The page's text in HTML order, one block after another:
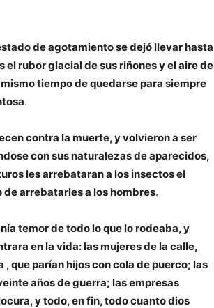
de agotamiento se dejó llevar hasta
rubor glacial de sus riñones y el aire de
tiempo de quedarse para siempre
.
contra la muerte, y volvieron a ser
con sus naturalezas de aparecidos,
les arrebataran a los insectos el
arrebatarles a los hombres.
temor de todo lo que lo rodeaba, y
en la vida: las mujeres de la calle,
que parían hijos con cola de puerco; las
años de guerra; las empresas
y todo, en fin, todo cuanto dios